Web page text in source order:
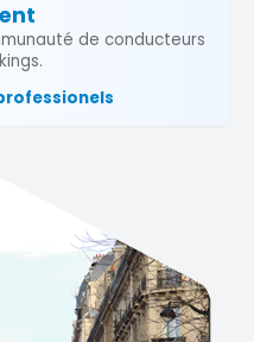
de conducteurs